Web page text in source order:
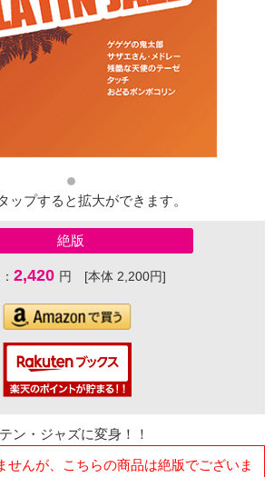
ップすると拡大ができます。
絶版
2,420 円 [本体 2,200円]
ン・ジャズに変身！！
んが、こちらの商品は絶版でございま